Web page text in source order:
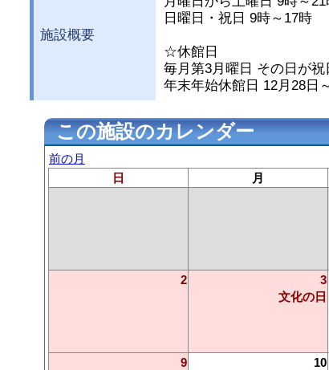
施設概要
日曜日・祝日 9時～17時
☆休館日
毎月第3月曜日 その日が祝
年末年始休館日 12月28日
この施設のカレンダー
前の月
日
月
2
3
文化の日
9 10